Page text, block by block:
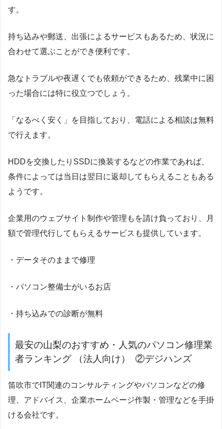
す。
持ち込みや郵送、出張によるサービスもあるため、状況に
合わせて選ぶことができ便利です。
急なトラブルや夜遅くでも依頼ができるため、残業中に困
った場合には特に役立つでしょう。
「なるべく安く」を目指しており、電話による相談は無料
で行えます。
HDDを交換したりSSDに換装するなどの作業であれば、
条件によっては当日は翌日に返却してもらえることもある
ようです。
企業用のウェブサイト制作や管理もを請け負っており、月
額で管理代行してもらえるサービスも提供しています。
・データそのままで修理
・パソコン整備士がいるお店
・持ち込みでの診断が無料
最安の山梨のおすすめ・人気のパソコン修理業
者ランキング （法人向け） ②デジハンズ
笛吹市でIT関連のコンサルティングやパソコンなどの修
理、アドバイス、企業ホームページ作製・管理などを手掛
ける会社です。